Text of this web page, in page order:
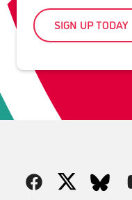
SIGN UP TODAY